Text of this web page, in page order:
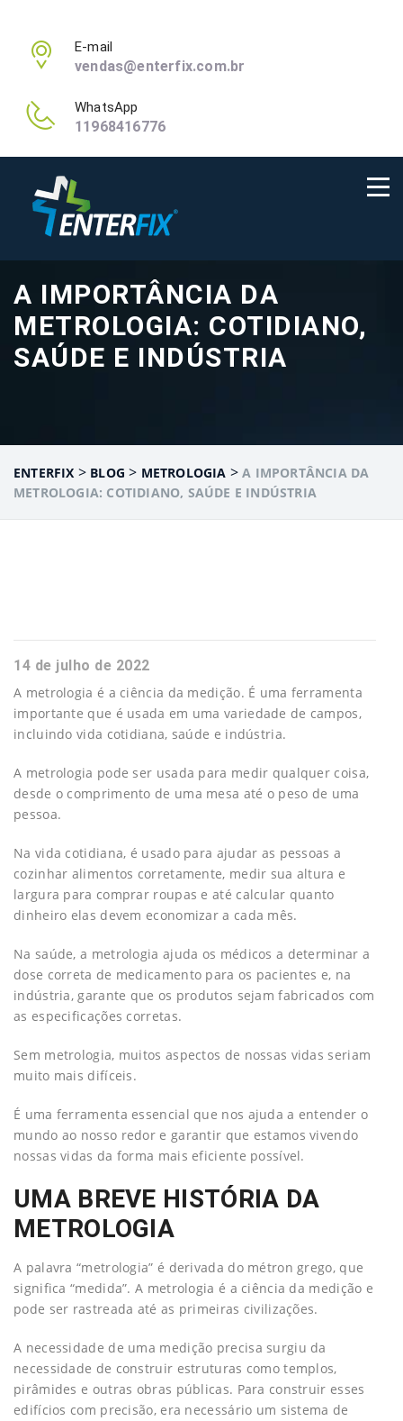
E-mail
vendas@enterfix.com.br
WhatsApp
11968416776
A IMPORTÂNCIA DA
METROLOGIA: COTIDIANO,
SAÚDE E INDÚSTRIA
ENTERFIX > BLOG > METROLOGIA >A IMPORTÂNCIA DA
METROLOGIA: COTIDIANO, SAÚDE E INDÚSTRIA
14 de julho de 2022
A metrologia é a ciência da medição. É uma ferramenta
importante que é usada em uma variedade de campos,
incluindo vida cotidiana, saúde e indústria.
A metrologia pode ser usada para medir qualquer coisa,
desde o comprimento de uma mesa até o peso de uma
pessoa.
Na vida cotidiana, é usado para ajudar as pessoas a
cozinhar alimentos corretamente, medir sua altura e
largura para comprar roupas e até calcular quanto
dinheiro elas devem economizar a cada mês.
Na saúde, a metrologia ajuda os médicos a determinar a
dose correta de medicamento para os pacientes e, na
indústria, garante que os produtos sejam fabricados com
as especificações corretas.
Sem metrologia, muitos aspectos de nossas vidas seriam
muito mais difíceis.
É uma ferramenta essencial que nos ajuda a entender o
mundo ao nosso redor e garantir que estamos vivendo
nossas vidas da forma mais eficiente possível.
UMA BREVE HISTÓRIA DA
METROLOGIA
A palavra “metrologia” é derivada do métron grego, que
significa “medida”. A metrologia é a ciência da medição e
pode ser rastreada até as primeiras civilizações.
A necessidade de uma medição precisa surgiu da
necessidade de construir estruturas como templos,
pirâmides e outras obras públicas. Para construir esses
edifícios com precisão, era necessário um sistema de